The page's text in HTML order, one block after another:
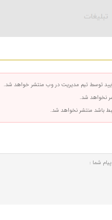
توسط تیم مدیریت در وب منتشر خواهد شد.
نخواهد شد.
باشد منتشر نخواهد شد.